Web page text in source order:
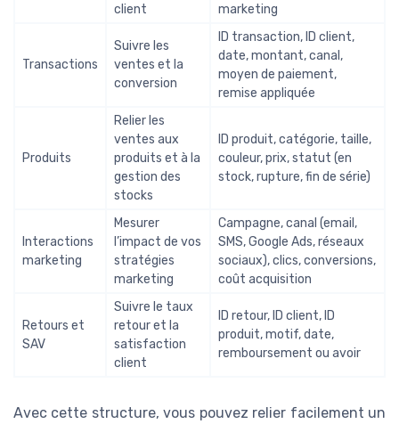
client
marketing
Transactions
Suivre les
ventes et la
conversion
ID transaction, ID client,
date, montant, canal,
moyen de paiement,
remise appliquée
Produits
Relier les
ventes aux
produits et à la
gestion des
stocks
ID produit, catégorie, taille,
couleur, prix, statut (en
stock, rupture, fin de série)
Interactions
marketing
Mesurer
l’impact de vos
stratégies
marketing
Campagne, canal (email,
SMS, Google Ads, réseaux
sociaux), clics, conversions,
coût acquisition
Retours et
SAV
Suivre le taux
retour et la
satisfaction
client
ID retour, ID client, ID
produit, motif, date,
remboursement ou avoir
Avec cette structure, vous pouvez relier facilement un